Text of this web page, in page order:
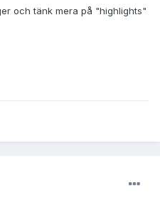
och tänk mera på "highlights"